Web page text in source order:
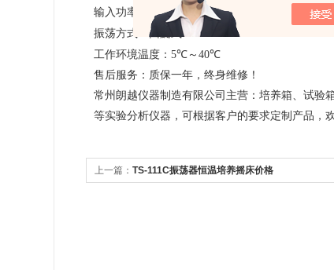
输入功率： 866W
振荡方式： 回旋式
工作环境温度： 5℃～40℃
售后服务：质保一年，终身维修！
常州朗越仪器制造有限公司主营：培养箱、试验
等实验分析仪器，可根据客户的要求定制产品，
上一篇： TS-111C振荡器恒温培养摇床价格